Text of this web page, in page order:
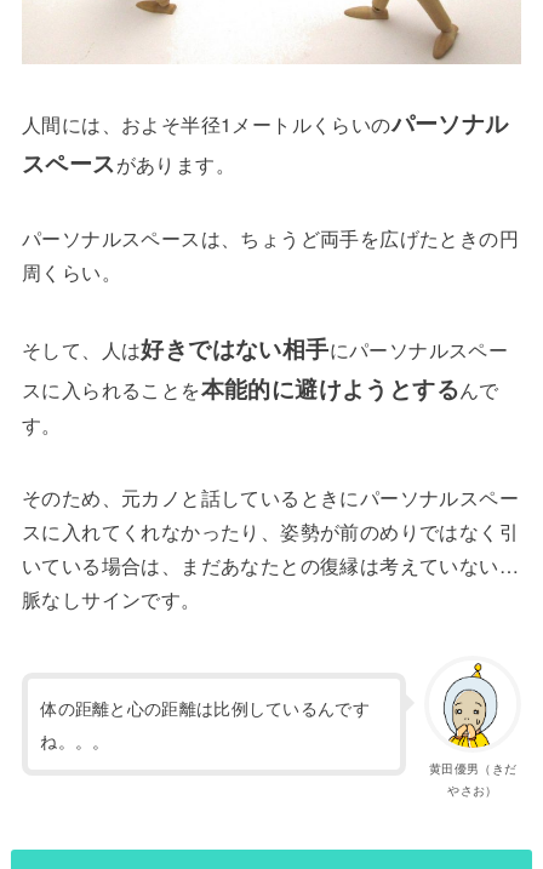
人間には、およそ半径1メートルくらいのパーソナル
スペースがあります。
パーソナルスペースは、ちょうど両手を広げたときの円
周くらい。
そして、人は好きではない相手にパーソナルスペー
スに入られることを本能的に避けようとするんで
す。
そのため、元カノと話しているときにパーソナルスペー
スに入れてくれなかったり、姿勢が前のめりではなく引
いている場合は、まだあなたとの復縁は考えていない…
脈なしサインです。
黄田優男（きだ
やさお）
体の距離と心の距離は比例しているんです
ね。。。